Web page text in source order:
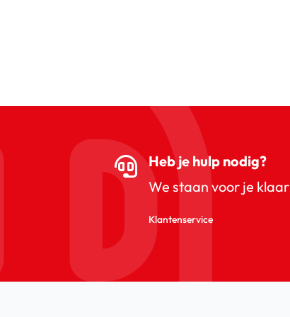
Heb je hulp nodig?
We staan voor je
Klantenservice